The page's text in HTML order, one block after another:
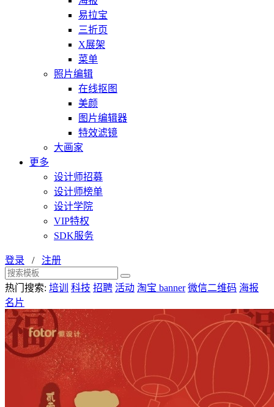
易拉宝
三折页
X展架
菜单
照片编辑
在线抠图
美颜
图片编辑器
特效滤镜
大画家
更多
设计师招募
设计师榜单
设计学院
VIP特权
SDK服务
登录 / 注册
热门搜索: 培训 科技 招聘 活动 淘宝 banner 微信二维码 海报
名片